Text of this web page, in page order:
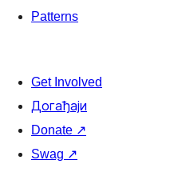
Patterns
Get Involved
Догађаји
Donate ↗
Swag ↗